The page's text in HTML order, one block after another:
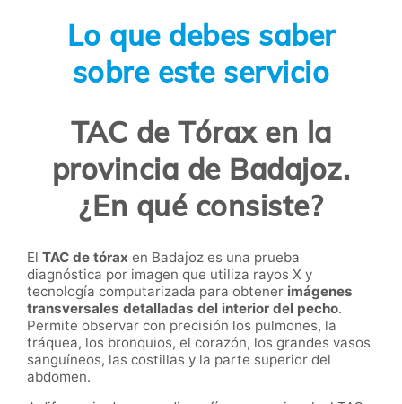
Lo que debes saber
sobre este servicio
TAC de Tórax en la
provincia de Badajoz.
¿En qué consiste?
El TAC de tórax en Badajoz es una prueba
diagnóstica por imagen que utiliza rayos X y
tecnología computarizada para obtener imágenes
transversales detalladas del interior del pecho.
Permite observar con precisión los pulmones, la
tráquea, los bronquios, el corazón, los grandes vasos
sanguíneos, las costillas y la parte superior del
abdomen.